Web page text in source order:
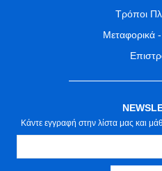
Τρόποι
Μεταφορικά
Κάντε εγγραφή στην λίστα μας και